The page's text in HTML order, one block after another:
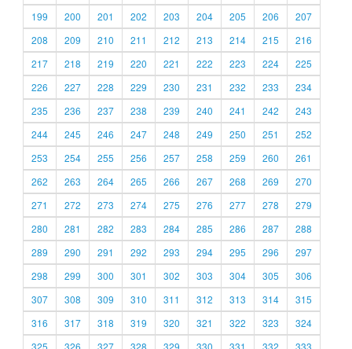
199
200 201 202 203 204 205 206
207
208
209 210 211 212 213 214 215
216
217
218 219 220 221 222 223 224
225
226
227 228 229 230 231 232 233
234
235
236 237 238 239 240 241 242
243
244
245 246 247 248 249 250 251
252
253
254 255 256 257 258 259 260
261
262
263 264 265 266 267 268 269
270
271
272 273 274 275 276 277 278
279
280
281 282 283 284 285 286 287
288
289
290 291 292 293 294 295 296
297
298
299 300 301 302 303 304 305
306
307
308 309 310 311 312 313 314
315
316
317 318 319 320 321 322 323
324
325
326 327 328 329 330 331 332 333